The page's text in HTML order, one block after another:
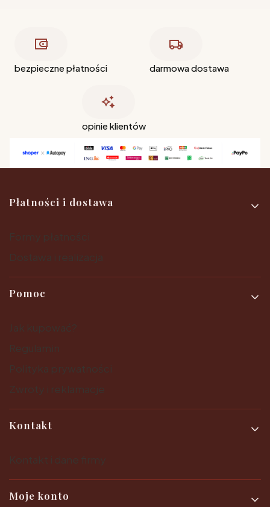
bezpieczne płatności darmowa dostawa
opinie klientów
Linki w stopce
Płatności i dostawa
Pomoc
Kontakt
Moje konto